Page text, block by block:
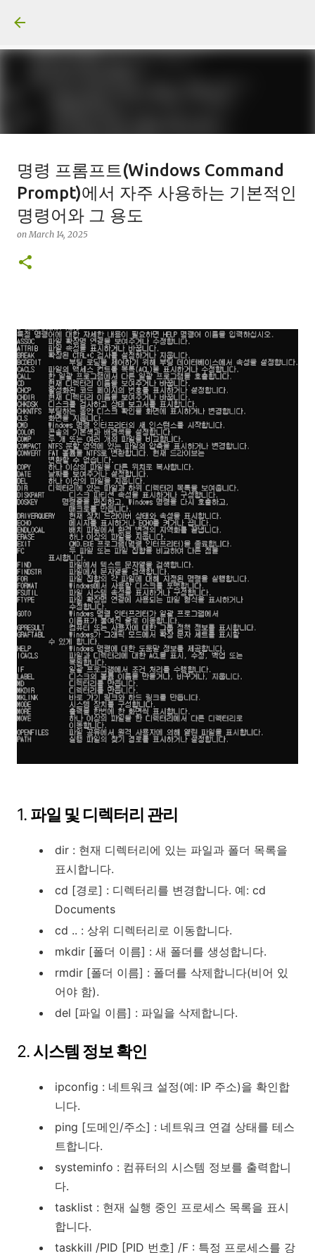
일산화탄소에 노출되도 사람은 고통
을 모르나
on June 29, 2026
명령 프롬프트(Windows Command
Prompt)에서 자주 사용하는 기본적인
명령어와 그 용도
onMarch 14, 2025
1. 파일 및 디렉터리 관리
dir : 현재 디렉터리에 있는 파일과 폴더 목록을
표시합니다.
cd [경로] : 디렉터리를 변경합니다. 예: cd
Documents
cd .. : 상위 디렉터리로 이동합니다.
mkdir [폴더 이름] : 새 폴더를 생성합니다.
rmdir [폴더 이름] : 폴더를 삭제합니다(비어 있
어야 함).
del [파일 이름] : 파일을 삭제합니다.
2.시스템 정보 확인
ipconfig : 네트워크 설정(예: IP 주소)을 확인합
니다.
ping [도메인/주소] : 네트워크 연결 상태를 테스
트합니다.
systeminfo : 컴퓨터의 시스템 정보를 출력합니
다.
tasklist : 현재 실행 중인 프로세스 목록을 표시
합니다.
taskkill /PID [PID 번호] /F : 특정 프로세스를 강